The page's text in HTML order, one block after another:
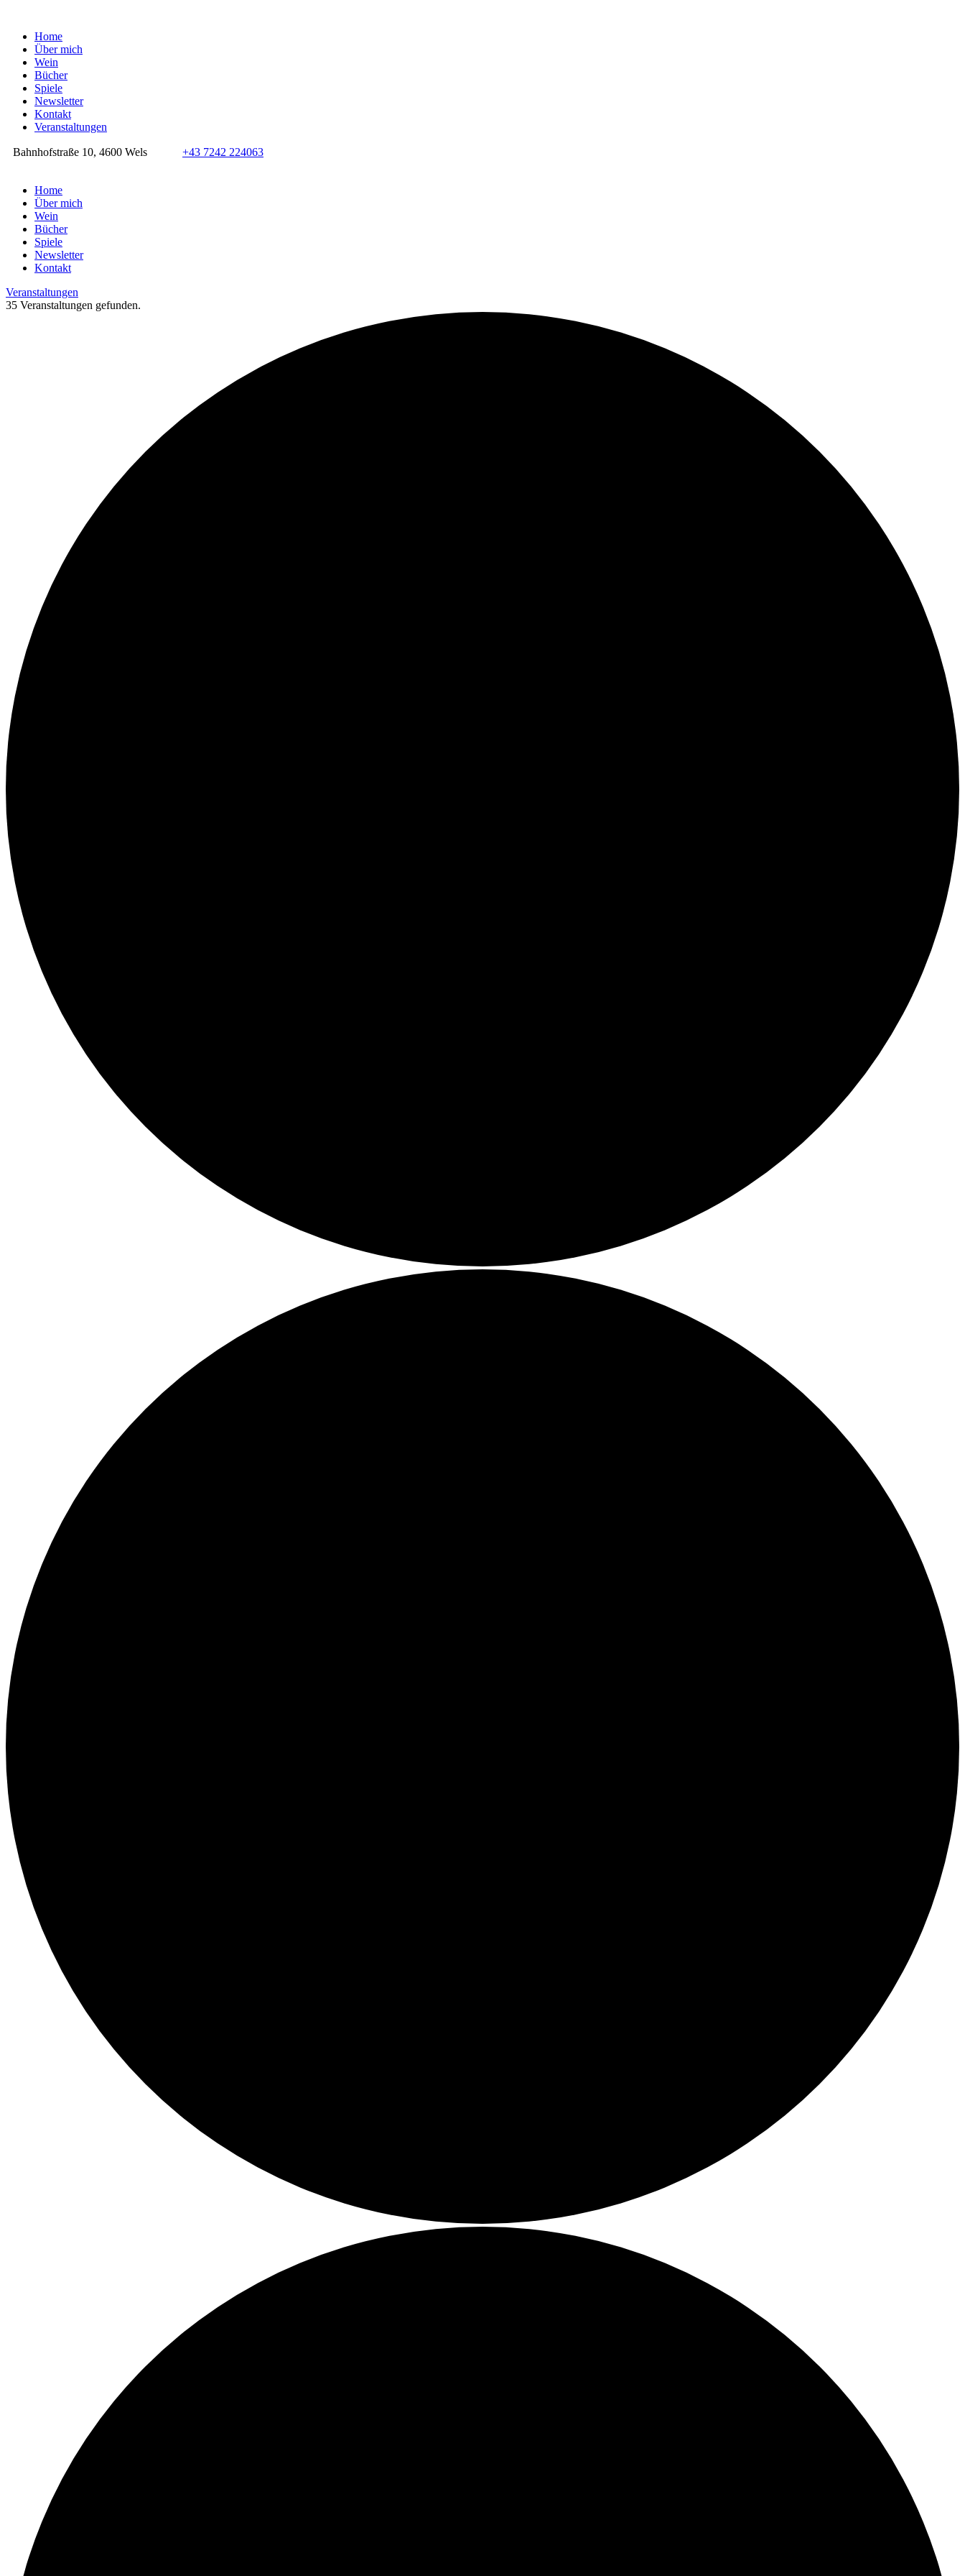
Home
Über mich
Wein
Bücher
Spiele
Newsletter
Kontakt
Veranstaltungen
Bahnhofstraße 10, 4600 Wels +43 7242 224063
Home
Über mich
Wein
Bücher
Spiele
Newsletter
Kontakt
Veranstaltungen
35 Veranstaltungen gefunden.